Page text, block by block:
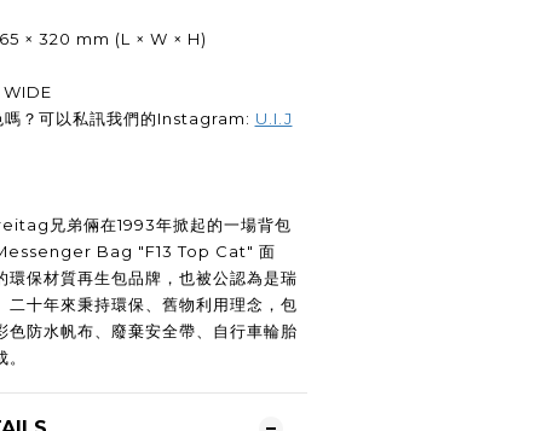
× 320 mm (L × W × H)
嗎？可以私訊我們的Instagram: U.I.J
兄弟倆在1993年掀起的一場背包
Bag "F13 Top Cat" 面
環保材質再生包品牌，也被公認為是瑞
二十年來秉持環保、舊物利用理念，包
色防水帆布、廢棄安全帶、自行車輪胎